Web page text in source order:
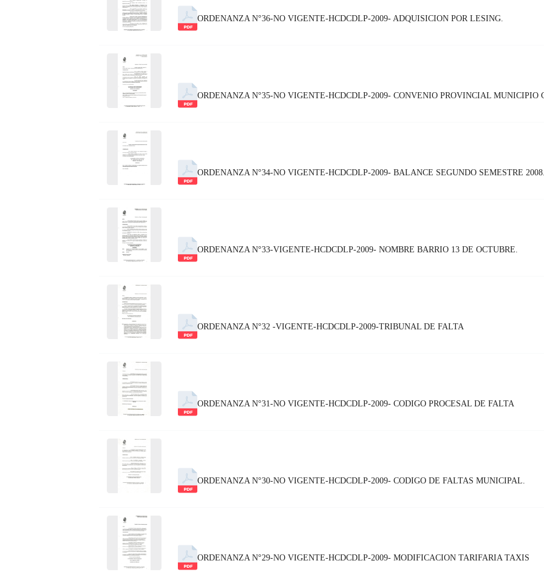
ORDENANZA N°36-NO VIGENTE-HCDCDLP-2009- ADQUISICION POR LESING.
ORDENANZA N°35-NO VIGENTE-HCDCDLP-2009- CONVENIO PROVINCIAL MUNICIPIO
ORDENANZA N°34-NO VIGENTE-HCDCDLP-2009- BALANCE SEGUNDO SEMESTRE 2008.
ORDENANZA N°33-VIGENTE-HCDCDLP-2009- NOMBRE BARRIO 13 DE OCTUBRE.
ORDENANZA N°32 -VIGENTE-HCDCDLP-2009-TRIBUNAL DE FALTA
ORDENANZA N°31-NO VIGENTE-HCDCDLP-2009- CODIGO PROCESAL DE FALTA
ORDENANZA N°30-NO VIGENTE-HCDCDLP-2009- CODIGO DE FALTAS MUNICIPAL.
ORDENANZA N°29-NO VIGENTE-HCDCDLP-2009- MODIFICACION TARIFARIA TAXIS